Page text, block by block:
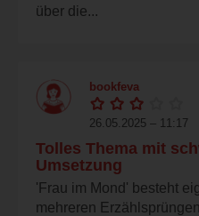
über die...
bookfeva
26.05.2025 – 11:17
Tolles Thema mit
Umsetzung
'Frau im Mond' besteht
mehreren